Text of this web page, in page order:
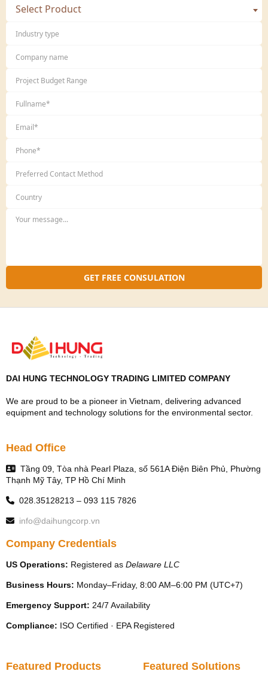
Hưởng các chế độ khác theo quy định của
xã hội...
làm online.
6. Hạn nộp hồ sơ:
7. Cách thức đăng ký dự tuyển:
gửi về hòm thưtuyendung@vinades.vn
8. Hồ sơ bao gồm:
Thông tin ứng viên: Theo mẫu của
http://vinades.vn/vi/news/Tuyen-dung/
Công ty cổ phần phát triển nguồn mở Việt Nam.
Trụ sở chính: Tầng 6, tòa nhà Sông Đà, 131 Trần Phú, Văn
- Tel: +84-24-85872007 - Fax: +84-24-35500914
http://www.vinades.vn
Select Product
GET FREE CONSULATION
DAI HUNG TECHNOLOGY TRADING LIMITED COMPANY
We are proud to be a pioneer in Vietnam, delivering advanced
equipment and technology solutions for the environmental sector.
Head Office
Tầng 09, Tòa nhà Pearl Plaza, số 561A Điện Biên Phủ, Phường
Thạnh Mỹ Tây, TP Hồ Chí Minh
028.35128213 – 093 115 7826
info@daihungcorp.vn
Company Credentials
US Operations: Registered as Delaware LLC
Business Hours: Monday–Friday, 8:00 AM–6:00 PM (UTC+7)
Emergency Support: 24/7 Availability
Compliance: ISO Certified · EPA Registered
Featured Products Featured Solutions